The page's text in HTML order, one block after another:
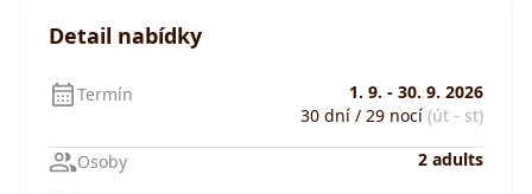
Detail nabídky
Termín 1. 9. - 30. 9. 2026
30 dní / 29 nocí (út - st)
Osoby 2 adults